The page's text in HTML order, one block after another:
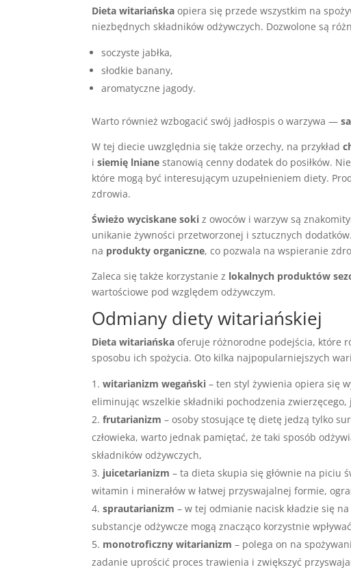
Dieta witariańska opiera się przede wszystkim na
niezbędnych składników odżywczych. Dozwolone są
soczyste jabłka,
słodkie banany,
aromatyczne jagody.
Warto również wzbogacić swój jadłospis o warzywa —
W tej diecie uwzględnia się także orzechy, na przykład
isiemię lniane stanowią cenny dodatek do posiłków.
które mogą być interesującym uzupełnieniem diety.
zdrowia.
Świeżo wyciskane soki z owoców i warzyw są
unikanie żywności przetworzonej i sztucznych
na produkty organiczne, co pozwala na wspieranie
Zaleca się także korzystanie z lokalnych produktów
wartościowe pod względem odżywczym.
Odmiany diety witariańskiej
Dieta witariańska oferuje różnorodne podejścia, które
sposobu ich spożycia. Oto kilka najpopularniejszych
witarianizm wegański – ten styl żywienia opiera się
eliminując wszelkie składniki pochodzenia
frutarianizm – osoby stosujące tę dietę jedzą tylko
człowieka, warto jednak pamiętać, że taki sposób
składników odżywczych,
juicetarianizm – ta dieta skupia się głównie na piciu
witamin i minerałów w łatwej przyswajalnej formie,
sprautarianizm – w tej odmianie nacisk kładzie się
substancje odżywcze mogą znacząco korzystnie
monotroficzny witarianizm – polega on na
zadanie uprościć proces trawienia i zwiększyć